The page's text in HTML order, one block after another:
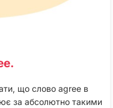
що слово agree в
за абсолютно такими